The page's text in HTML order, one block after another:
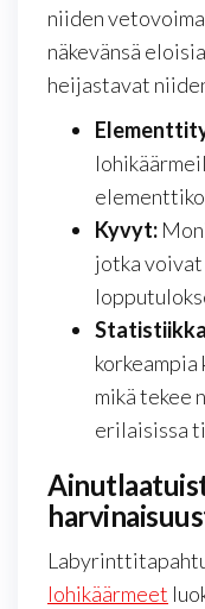
niiden
näkevänsä
heijastavat
Kyvyt:
jotka
mikä tekee
erilaisissa
lohikäärmeet